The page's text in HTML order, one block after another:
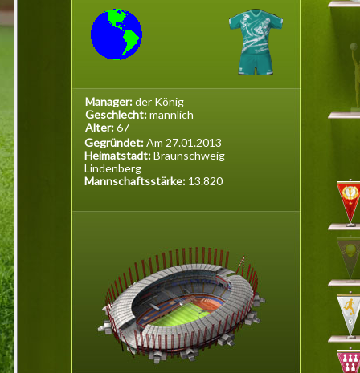
Manager:der König
Geschlecht:männlich
Alter:67
Gegründet:Am 27.01.2013
Heimatstadt:Braunschweig -
Lindenberg
Mannschaftsstärke: 13.820